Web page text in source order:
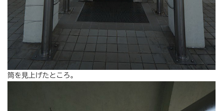
筒を見上げたところ。